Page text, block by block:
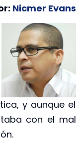
Nicmer Evans
y aunque el
con el mal